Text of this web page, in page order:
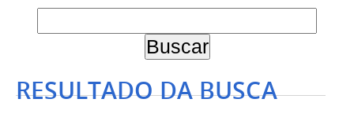
RESULTADO DA BUSCA